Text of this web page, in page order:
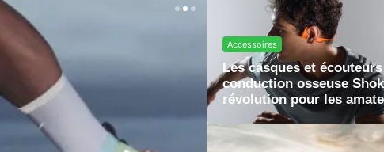
Accessoires
Les casques et
conduction osseuse
révolution pour les